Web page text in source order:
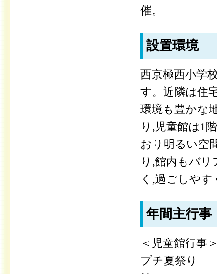
催。
設置環境
西京極西小学
す。近隣は住
環境も豊かな
り,児童館は1
おり明るい空
り,館内もバ
く,過ごしや
年間主行事
＜児童館行事
プチ夏祭り